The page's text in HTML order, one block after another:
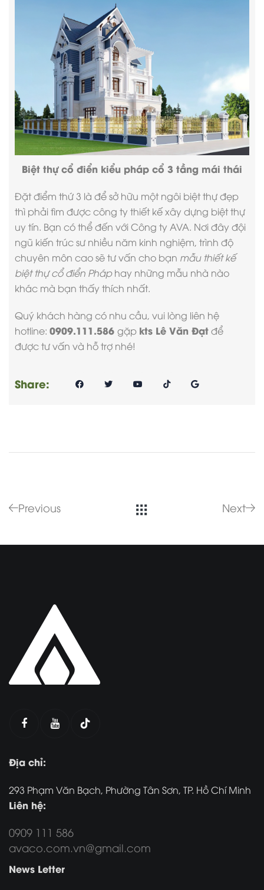
Biệt thự cổ điển kiểu pháp cổ 3 tầng mái thái
Đặt điểm thứ 3 là để sở hữu một ngôi biệt thự đẹp
thì phải tìm đượccông ty thiết kế xây dựng biệt thự
uy tín. Bạn có thể đến với Công ty AVA. Nơi đây đội
ngũ kiến trúc sư nhiều năm kinh nghiệm, trình độ
chuyên môn cao sẽ tư vấn cho bạn mẫu thiết kế
biệt thự cổ điển Pháphay những mẫu nhà nào
khác mà bạn thấy thích nhất.
Quý khách hàng có nhu cầu, vui lòng liên hệ
hotline: 0909.111.586 gặp kts Lê Văn Đạtđể
được tư vấn và hỗ trợ nhé!
Share:
Previous Next
Địa chỉ:
293 Phạm Văn Bạch, Phường Tân Sơn, TP. Hồ Chí Minh
Liên hệ:
0909 111 586
avaco.com.vn@gmail.com
News Letter